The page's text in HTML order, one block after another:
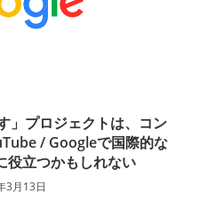
」プロジェクトは、コン
/ Googleで国際的な
役立つかもしれない
3月13日